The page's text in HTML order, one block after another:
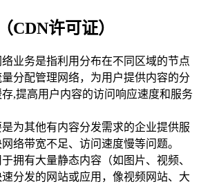
CDN许可证）
络业务是指利用分布在不同区域的节点
分配管理网络，为用户提供内容的分
,提高用户内容的访问响应速度和服务
是为其他有内容分发需求的企业提供服
络带宽不足、访问速度慢等问题。
于拥有大量静态内容（如图片、视频、
分发的网站或应用，像视频网站、大